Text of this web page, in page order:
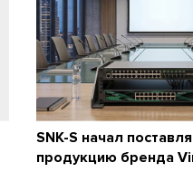
SNK-S начал
продукцию бренда